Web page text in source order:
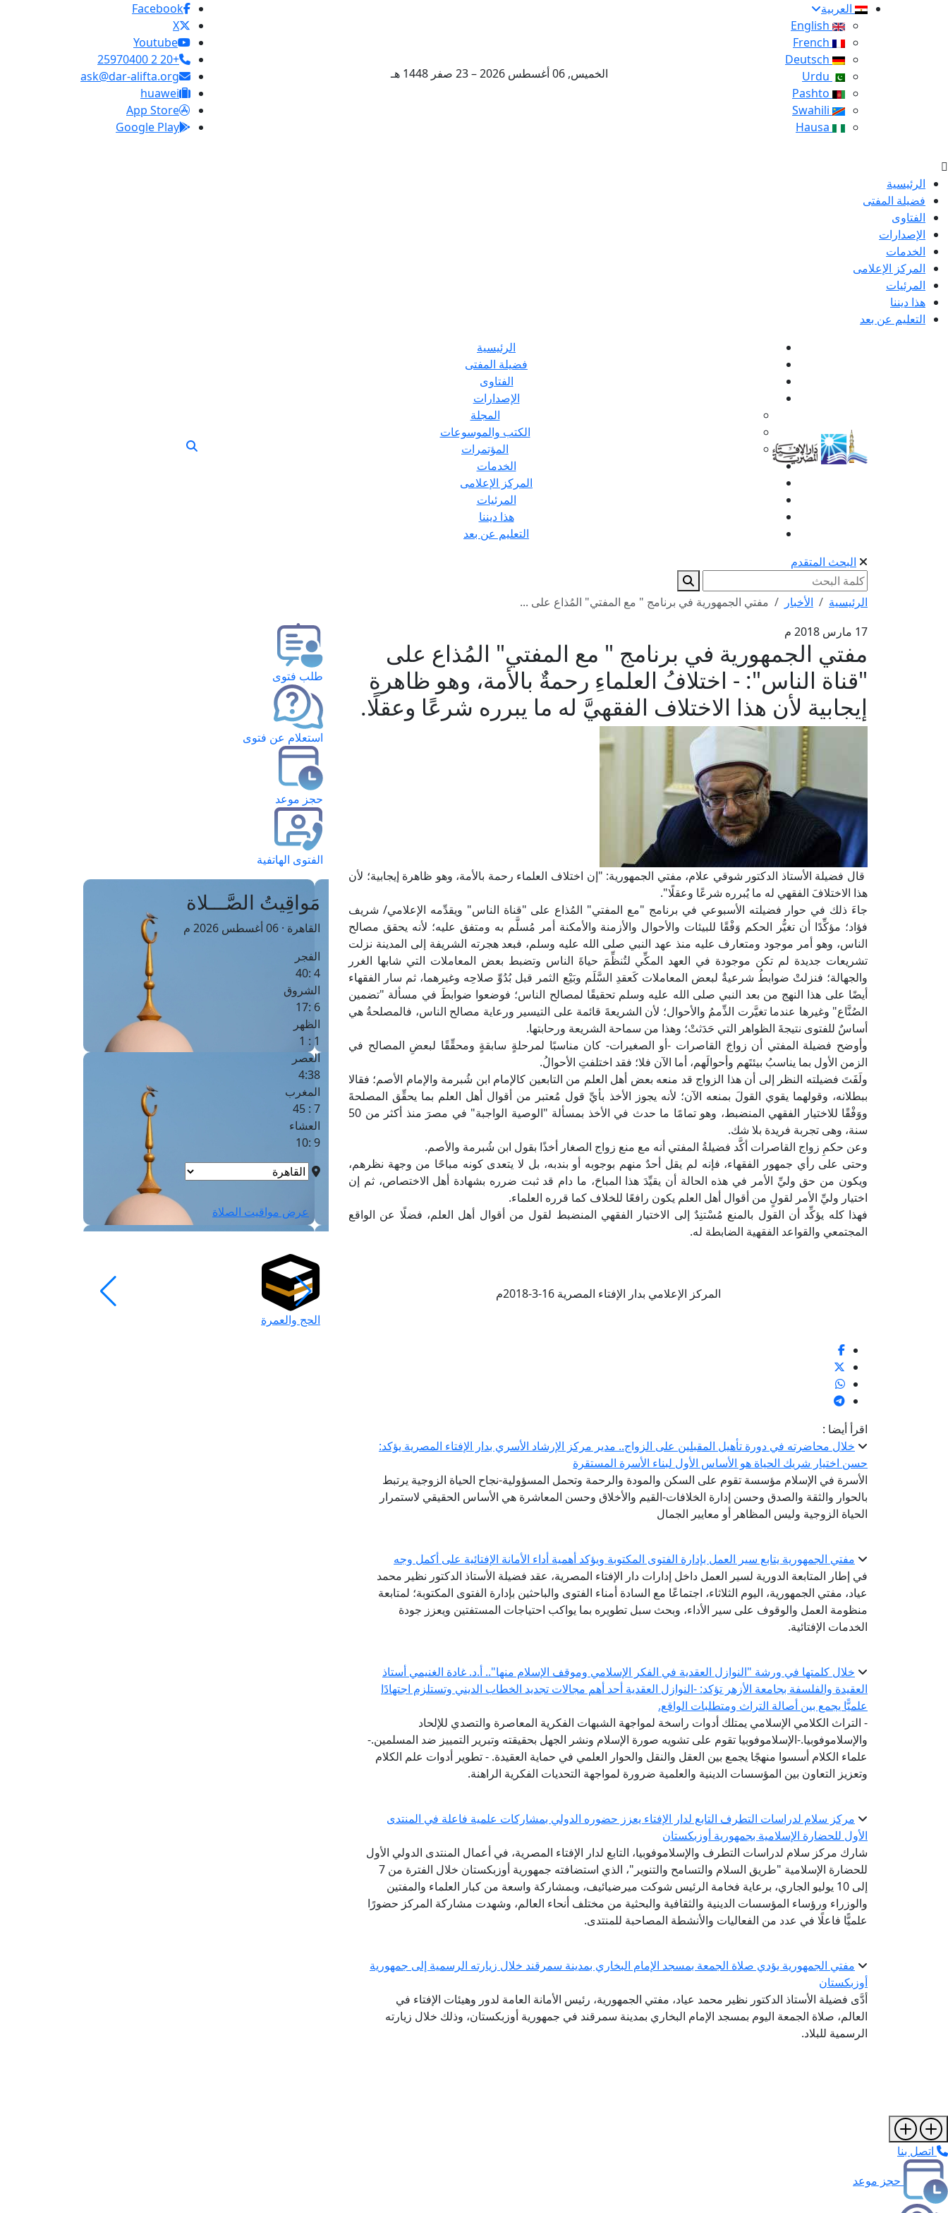
العربية
الخميس, 06 أغسطس 2026 – 23 صفر 1448 هـ
Facebook
X
Youtube
+20 2 25970400
ask@dar-alifta.org
huawei
App Store
Google Play
الرئيسية
فضيلة المفتى
الفتاوى
الإصدارات
الخدمات
المركز الإعلامى
المرئيات
هذا ديننا
التعليم عن بعد
الرئيسية
فضيلة المفتى
الفتاوى
الإصدارات
المجلة
الكتب والموسوعات
المؤتمرات
الخدمات
المركز الإعلامى
المرئيات
هذا ديننا
التعليم عن بعد
البحث المتقدم
الرئيسية الأخبار
مفتي الجمهورية في برنامج " مع المفتي" المُذاع على ...
17 مارس 2018 م
مفتي الجمهورية في برنامج " مع المفتي" المُذاع على
"قناة الناس": - اختلافُ العلماءِ رحمةٌ بالأمة، وهو ظاهرة
إيجابية لأن هذا الاختلاف الفقهيَّ له ما يبرره شرعًا وعقلًا.
قال فضيلة الأستاذ الدكتور شوقي علام، مفتي الجمهورية: "إن اختلاف العلماء رحمة بالأمة، وهو ظاهرة إيجابية؛ لأن
هذا الاختلافَ الفقهي له ما يُبرره شرعًا وعقلًا".
جاءَ ذلك في حوار فضيلته الأسبوعي في برنامج "مع المفتي" المُذاع على "قناة الناس" ويقدِّمه الإعلامي/ شريف
فؤاد؛ مؤكِّدًا أن تغيُّر الحكم وَفْقًا للبيئات والأحوال والأزمنة والأمكنة أمر مُسلَّم به ومتفق عليه؛ لأنه يحقق مصالح
الناس، وهو أمر موجود ومتعارف عليه منذ عهد النبي صلى الله عليه وسلم، فبعد هجرته الشريفة إلى المدينة نزلت
تشريعات جديدة لم تكن موجودة في العهد المكِّي لتُنظِّمَ حياةَ الناس وتضبط بعض المعاملات التي شابها الغرر
والجهالة؛ فنزلتْ ضوابطُ شرعيةٌ لبعض المعاملات كَعقدِ السَّلَم وبَيْع الثمر قبل بُدُوِّ صلاحِه وغيرهما، ثم سار الفقهاء
أيضًا على هذا النهج من بعد النبي صلى الله عليه وسلم تحقيقًا لمصالح الناس؛ فوضعوا ضوابطَ في مسألة "تضمين
الصُنَّاع" وغيرها عندما تغيَّرت الذِّممُ والأحوال؛ لأن الشريعةَ قائمة على التيسير ورعاية مصالح الناس، فالمصلحةُ هي
أساسٌ للفتوى نتيجةَ الظواهر التي حَدَثتْ؛ وهذا من سماحة الشريعة ورحابتها.
وأوضح فضيلة المفتي أن زواجَ القاصرات -أو الصغيرات- كان مناسبًا لمرحلةٍ سابقةٍ ومحقِّقًا لبعضِ المصالح في
الزمن الأول بما يناسبُ بيئتَهم وأحوالَهم، أما الآن فلا؛ فقد اختلفتِ الأحوالُ.
ولَفَتَ فضيلته النظر إلى أن هذا الزواج قد منعه بعض أهل العلم من التابعين كالإمام ابن شُبرمة والإمام الأصم؛ فقالا
ببطلانه، وقولهما يقوي القولَ بمنعه الآن؛ لأنه يجوز الأخذ بأيِّ قول مُعتبر من أقوال أهل العلم بما يحقِّق المصلحةَ
ووَفْقًا للاختيار الفقهي المنضبط، وهو تمامًا ما حدث في الأخذ بمسألة "الوصية الواجبة" في مصرَ منذ أكثر من 50
سنة، وهى تجربة فريدة بلا شك.
وعن حكمِ زواج القاصرات أكَّد فضيلةُ المفتي أنه مع منع زواج الصغار أخذًا بقول ابن شُبرمة والأصم.
وحتى على رأي جمهور الفقهاء، فإنه لم يقل أحدٌ منهم بوجوبه أو بندبه، بل لا يتعدى كونه مباحًا من وجهة نظرهم،
ويكون من حق وليِّ الأمر في هذه الحالة أن يقيِّدَ هذا المباحَ، ما دام قد ثبت ضرره بشهادة أهل الاختصاص، ثم إن
اختيار وليِّ الأمر لقولٍ من أقوال أهل العلم يكون رافعًا للخلاف كما قرره العلماء.
فهذا كله يؤكِّد أن القول بالمنع مُسْتنِدٌ إلى الاختيار الفقهي المنضبط لقول من أقوال أهل العلم، فضلًا عن الواقع
المجتمعي والقواعد الفقهية الضابطة له.
المركز الإعلامي بدار الإفتاء المصرية 16-3-2018م
اقرأ أيضا :
خلال محاضرته في دورة تأهيل المقبلين على الزواج.. مدير مركز الإرشاد الأسري بدار الإفتاء المصرية يؤكد:
حسن اختيار شريك الحياة هو الأساس الأول لبناء الأسرة المستقرة
الأسرة في الإسلام مؤسسة تقوم على السكن والمودة والرحمة وتحمل المسؤولية-نجاح الحياة الزوجية يرتبط
بالحوار والثقة والصدق وحسن إدارة الخلافات-القيم والأخلاق وحسن المعاشرة هي الأساس الحقيقي لاستمرار
الحياة الزوجية وليس المظاهر أو معايير الجمال
مفتي الجمهورية يتابع سير العمل بإدارة الفتوى المكتوبة ويؤكد أهمية أداء الأمانة الإفتائية على أكمل وجه
في إطار المتابعة الدورية لسير العمل داخل إدارات دار الإفتاء المصرية، عقد فضيلة الأستاذ الدكتور نظير محمد
عياد، مفتي الجمهورية، اليوم الثلاثاء، اجتماعًا مع السادة أمناء الفتوى والباحثين بإدارة الفتوى المكتوبة؛ لمتابعة
منظومة العمل والوقوف على سير الأداء، وبحث سبل تطويره بما يواكب احتياجات المستفتين ويعزز جودة
الخدمات الإفتائية.
خلال كلمتها في ورشة "النوازل العقدية في الفكر الإسلامي وموقف الإسلام منها".. أ.د. غادة الغنيمي أستاذ
العقيدة والفلسفة بجامعة الأزهر تؤكد: -النوازل العقدية أحد أهم مجالات تجديد الخطاب الديني وتستلزم اجتهادًا
علميًّا يجمع بين أصالة التراث ومتطلبات الواقع.
- التراث الكلامي الإسلامي يمتلك أدوات راسخة لمواجهة الشبهات الفكرية المعاصرة والتصدي للإلحاد
والإسلاموفوبيا.-الإسلاموفوبيا تقوم على تشويه صورة الإسلام ونشر الجهل بحقيقته وتبرير التمييز ضد المسلمين.-
علماء الكلام أسسوا منهجًا يجمع بين العقل والنقل والحوار العلمي في حماية العقيدة. - تطوير أدوات علم الكلام
وتعزيز التعاون بين المؤسسات الدينية والعلمية ضرورة لمواجهة التحديات الفكرية الراهنة.
مركز سلام لدراسات التطرف التابع لدار الإفتاء يعزز حضوره الدولي بمشاركات علمية فاعلة في المنتدى
الأول للحضارة الإسلامية بجمهورية أوزبكستان
شارك مركز سلام لدراسات التطرف والإسلاموفوبيا، التابع لدار الإفتاء المصرية، في أعمال المنتدى الدولي الأول
للحضارة الإسلامية "طريق السلام والتسامح والتنوير"، الذي استضافته جمهورية أوزبكستان خلال الفترة من 7
إلى 10 يوليو الجاري، برعاية فخامة الرئيس شوكت ميرضيائيف، وبمشاركة واسعة من كبار العلماء والمفتين
والوزراء ورؤساء المؤسسات الدينية والثقافية والبحثية من مختلف أنحاء العالم، وشهدت مشاركة المركز حضورًا
علميًّا فاعلًا في عدد من الفعاليات والأنشطة المصاحبة للمنتدى.
مفتي الجمهورية يؤدي صلاة الجمعة بمسجد الإمام البخاري بمدينة سمرقند خلال زيارته الرسمية إلى جمهورية
أوزبكستان
أدَّى فضيلة الأستاذ الدكتور نظير محمد عياد، مفتي الجمهورية، رئيس الأمانة العامة لدور وهيئات الإفتاء في
العالم، صلاة الجمعة اليوم بمسجد الإمام البخاري بمدينة سمرقند في جمهورية أوزبكستان، وذلك خلال زيارته
الرسمية للبلاد.
طلب فتوى
استعلام عن فتوى
حجز موعد
الفتوى الهاتفية
مَواقِيتُ الصَّـــلاة
القاهرة · 06 أغسطس 2026 م
الفجر
4 :40
الشروق
6 :17
الظهر
1 : 1
العصر
4:38
المغرب
7 : 45
العشاء
9 :10
عرض مواقيت الصلاة
الحج والعمرة
اتصل بنا
حجز موعد